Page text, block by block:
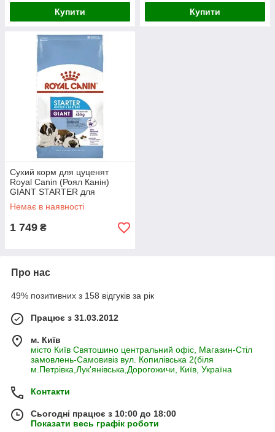
Купити Купити
Сухий корм для цуценят
Royal Canin (Роял Канін)
GIANT STARTER для
гігантських порід до 2 місяців
(для годуючих та вагітних
Немає в наявності
1 749 ₴
Про нас
49% позитивних з 158 відгуків за рік
Працює з 31.03.2012
м. Київ
місто Київ Святошино центральний офіс, Магазин-Стіл
замовлень-Самовивіз вул. Копилівська 2(біля
м.Петрівка,Лук'янівська,Дорогожичи, Київ, Україна
Контакти
Сьогодні працює з 10:00 до 18:00
Показати весь графік роботи